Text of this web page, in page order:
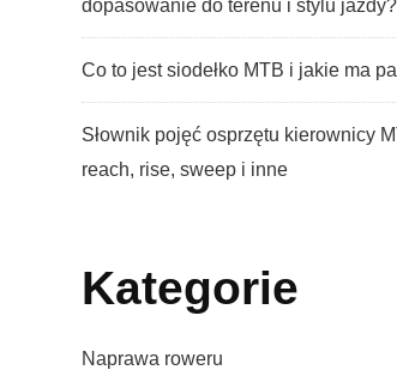
dopasowanie do terenu i stylu jazdy?
Co to jest siodełko MTB i jakie ma
Słownik pojęć osprzętu kierownicy
reach, rise, sweep i inne
Kategorie
Naprawa roweru